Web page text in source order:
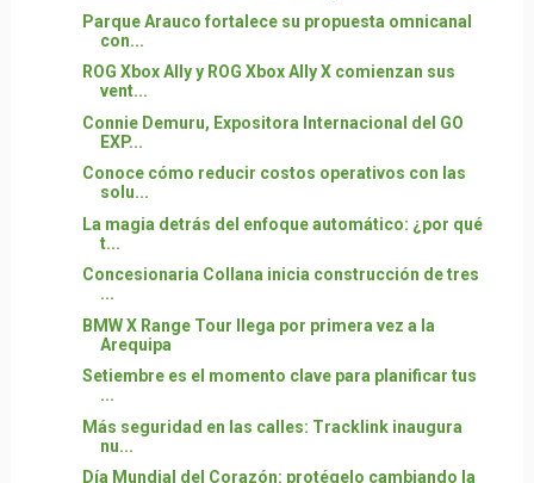
Parque Arauco fortalece su propuesta omnicanal
con...
ROG Xbox Ally y ROG Xbox Ally X comienzan sus
vent...
Connie Demuru, Expositora Internacional del GO
EXP...
Conoce cómo reducir costos operativos con las
solu...
La magia detrás del enfoque automático: ¿por qué
t...
Concesionaria Collana inicia construcción de tres
...
BMW X Range Tour llega por primera vez a la
Arequipa
Setiembre es el momento clave para planificar tus
...
Más seguridad en las calles: Tracklink inaugura
nu...
Día Mundial del Corazón: protégelo cambiando la